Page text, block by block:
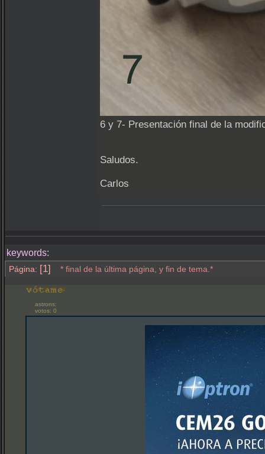
6 y 7- Presentación final de la
Saludos.
Carlos
keywords:
Página: [1] * final de la última página, y fin de tema.*
astrons:
votos: 0